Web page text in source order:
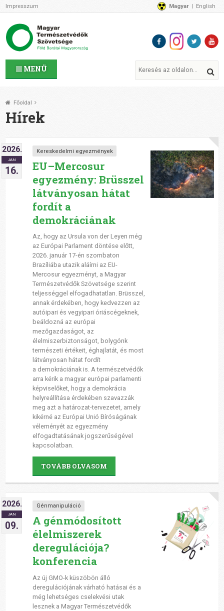
MENÜ
Impresszum Magyar English
Az MTVSZ-ről
Programok
MTVSZ ügyek és események
Tagszervezetek
Támogatóink
CSATLAKOZZ hozzánk!
1%
Adományozz!
Főoldal
Hírek
2026.
JAN
16.
Kereskedelmi egyezmények
EU–Mercosur
egyezmény: Brüsszel
látványosan hátat
fordít a
demokráciának
Az, hogy az Ursula von der Leyen még
az Európai Parlament döntése előtt,
2026. január 17-én szombaton
Brazíliába utazik aláírni az EU-
Mercosur egyezményt, a Magyar
Természetvédők Szövetsége szerint
teljességgel elfogadhatatlan. Brüsszel,
annak érdekében, hogy kedvezzen az
autóipari és vegyipari óriáscégeknek,
beáldozná az európai
mezőgazdaságot, az
élelmiszerbiztonságot, bolygónk
természeti értékeit, éghajlatát, és most
látványosan hátat fordít
a demokráciának is. A természetvédők
arra kérik a magyar európai parlamenti
képviselőket, hogy a demokrácia
helyreállítása érdekében szavazzák
meg azt a határozat-tervezetet, amely
kikérné az Európai Unió Bíróságának
véleményét az egyezmény
elfogadtatásának jogszerűségével
kapcsolatban.
TOVÁBB OLVASOM
2026.
JAN
09.
Génmanipuláció
A génmódosított
élelmiszerek
deregulációja?
konferencia
Az új GMO-k küszöbön álló
deregulációjának várható hatásai és a
még lehetséges cselekvési utak
lesznek a Magyar Természetvédők